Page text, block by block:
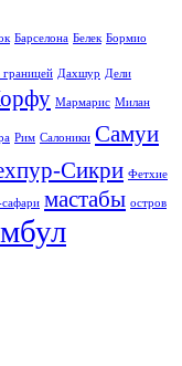
Барселона Белек Бормио
границей Дахшур Дели
Мармарис Милан
Рим Салоники Самуи
Сикри Фетхие
мастабы остров